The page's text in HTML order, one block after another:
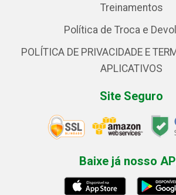
Treinamentos
Política de Troca e
POLÍTICA DE PRIVACIDADE E
APLICATIVOS
Site Seguro
Baixe já nosso